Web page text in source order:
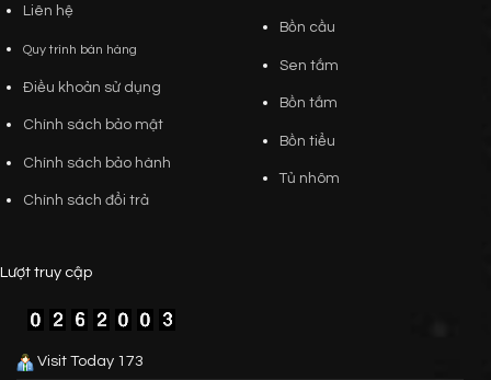
Liên hệ
Quy trình bán hàng
Điều khoản sử dụng
Chính sách bảo mật
Chính sách bảo hành
Chính sách đổi trả
Bồn cầu
Sen tắm
Bồn tắm
Bồn tiểu
Tủ nhôm
Lượt truy cập
Visit Today 173